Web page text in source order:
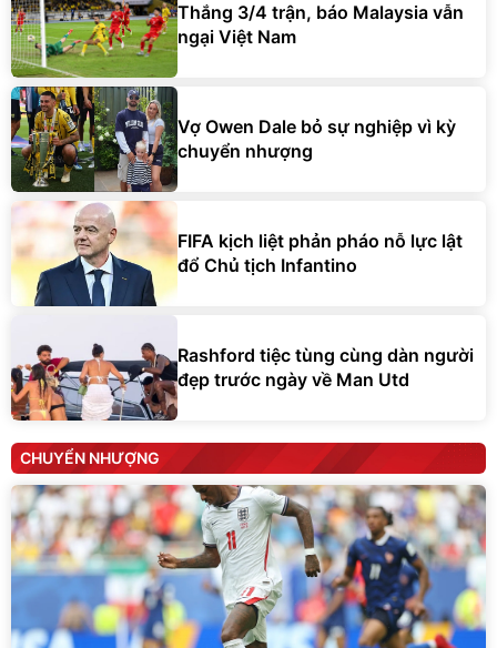
Thắng 3/4 trận, báo Malaysia vẫn
ngại Việt Nam
Vợ Owen Dale bỏ sự nghiệp vì kỳ
chuyển nhượng
FIFA kịch liệt phản pháo nỗ lực lật
đổ Chủ tịch Infantino
Rashford tiệc tùng cùng dàn người
đẹp trước ngày về Man Utd
CHUYỂN NHƯỢNG